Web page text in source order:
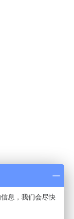
息，我们会尽快